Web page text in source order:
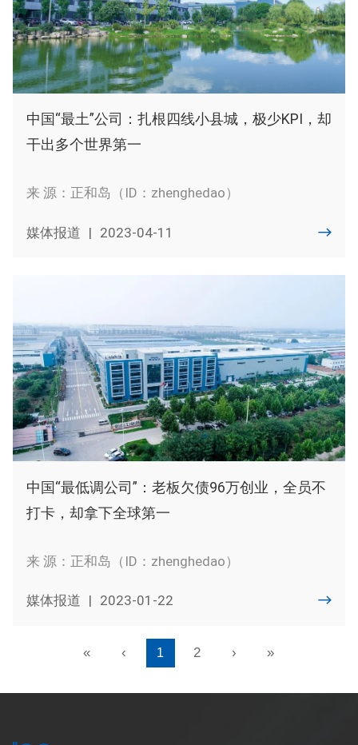
中国“最土”公司：扎根四线小县城，极少KPI，却
干出多个世界第一
来 源：正和岛（ID：zhenghedao）
媒体报道 | 2023-04-11
中国“最低调公司”：老板欠债96万创业，全员不
打卡，却拿下全球第一
来 源：正和岛（ID：zhenghedao）
媒体报道 | 2023-01-22
« ‹ 1 2 › »